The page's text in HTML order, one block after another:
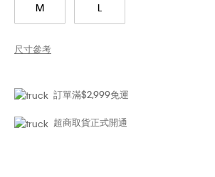
M L
尺寸參考
訂單滿$2,999免運
超商取貨正式開通